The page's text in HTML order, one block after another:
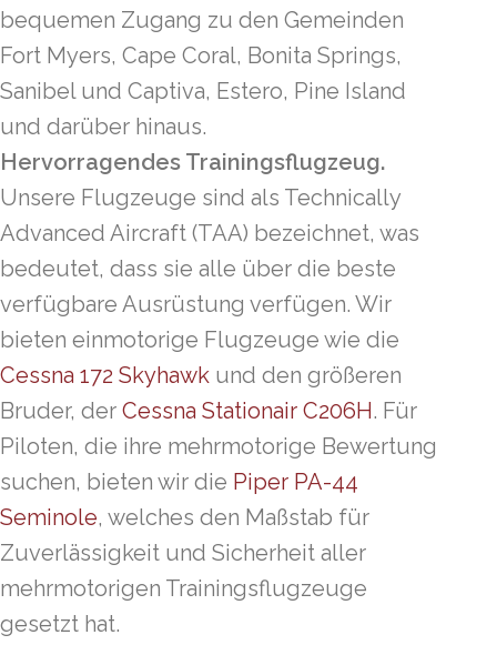
bequemen Zugang zu den Gemeinden
Fort Myers, Cape Coral, Bonita Springs,
Sanibel und Captiva, Estero, Pine Island
und darüber hinaus.
Hervorragendes Trainingsflugzeug.
Unsere Flugzeuge sind als Technically
Advanced Aircraft (TAA) bezeichnet, was
bedeutet, dass sie alle über die beste
verfügbare Ausrüstung verfügen. Wir
bieten einmotorige Flugzeuge wie die
Cessna 172 Skyhawk und den größeren
Bruder, der Cessna Stationair C206H. Für
Piloten, die ihre mehrmotorige Bewertung
suchen, bieten wir die Piper PA-44
Seminole, welches den Maßstab für
Zuverlässigkeit und Sicherheit aller
mehrmotorigen Trainingsflugzeuge
gesetzt hat.